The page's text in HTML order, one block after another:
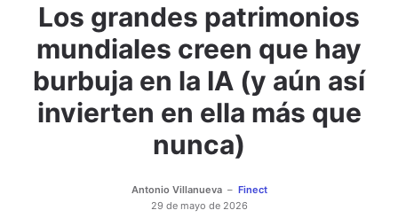
Los grandes patrimonios
mundiales creen que hay
burbuja en la IA (y aún así
invierten en ella más que
nunca)
Antonio Villanueva
Finect
29 de mayo de 2026